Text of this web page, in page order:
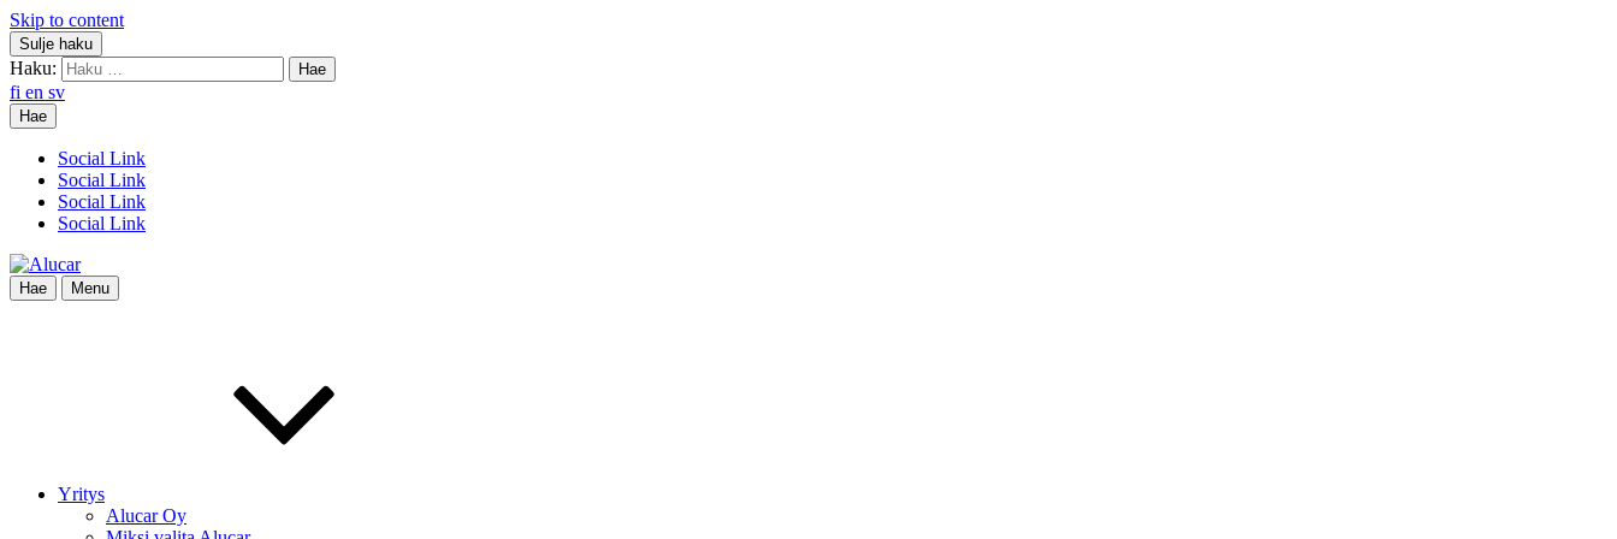
Skip to content
Sulje haku
Haku:
fi en sv
Hae
Social Link
Social Link
Social Link
Social Link
Hae Menu
Yritys
Alucar Oy